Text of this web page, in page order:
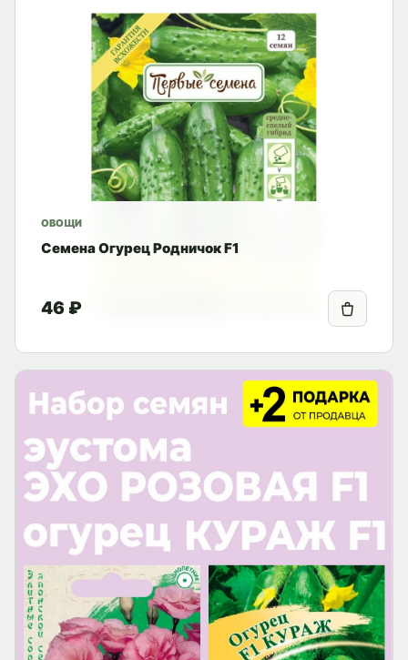
ОВОЩИ
Семена Огурец Родничок F1
46 ₽